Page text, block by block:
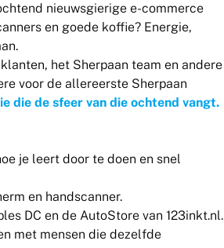
nieuwsgierige e-commerce
en goede koffie? Energie,
het Sherpaan team en andere
voor de allereerste Sherpaan
die de sfeer van die ochtend vangt.
je leert door te doen en snel
en handscanner.
DC en de AutoStore van 123inkt.nl.
met mensen die dezelfde